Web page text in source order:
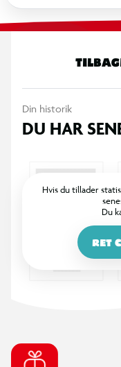
Læs gravemaskinen af
og flytte materialer
Er du klar til at grave
Inkluderer 3x AG13-
2-i-1 Mega
Motordreven kørsel
Aflæs Excavator, grav,
Flyt jord og materialer
3x AG13- og 3x AA-
Din historik
DU HAR
Hvis du tillader
Du
RET